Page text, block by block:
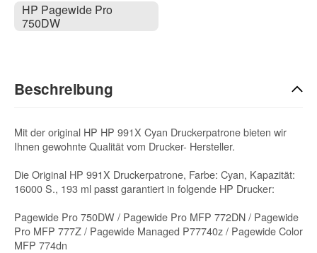
HP Pagewide Pro
750DW
Beschreibung
Mit der original HP HP 991X Cyan Druckerpatrone bieten wir
Ihnen gewohnte Qualität vom Drucker- Hersteller.
Die Original HP 991X Druckerpatrone, Farbe: Cyan, Kapazität:
16000 S., 193 ml passt garantiert in folgende HP Drucker:
Pagewide Pro 750DW / Pagewide Pro MFP 772DN / Pagewide
Pro MFP 777Z / Pagewide Managed P77740z / Pagewide Color
MFP 774dn